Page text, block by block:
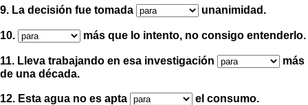
9. La decisión fue tomada unanimidad.
10. más que lo intento, no consigo entenderlo.
11. Lleva trabajando en esa investigación
más
de una década.
12. Esta agua no es apta el consumo.